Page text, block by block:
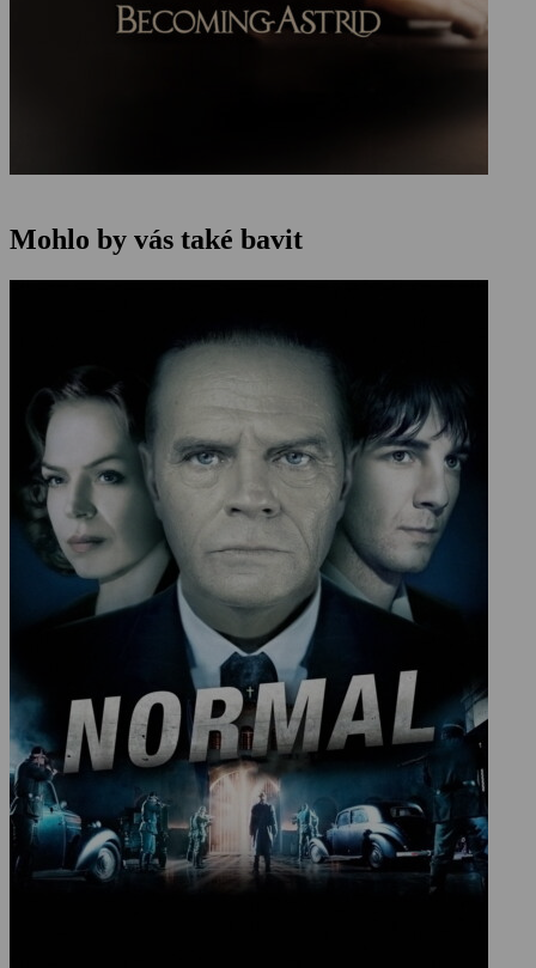
Mohlo by vás také bavit